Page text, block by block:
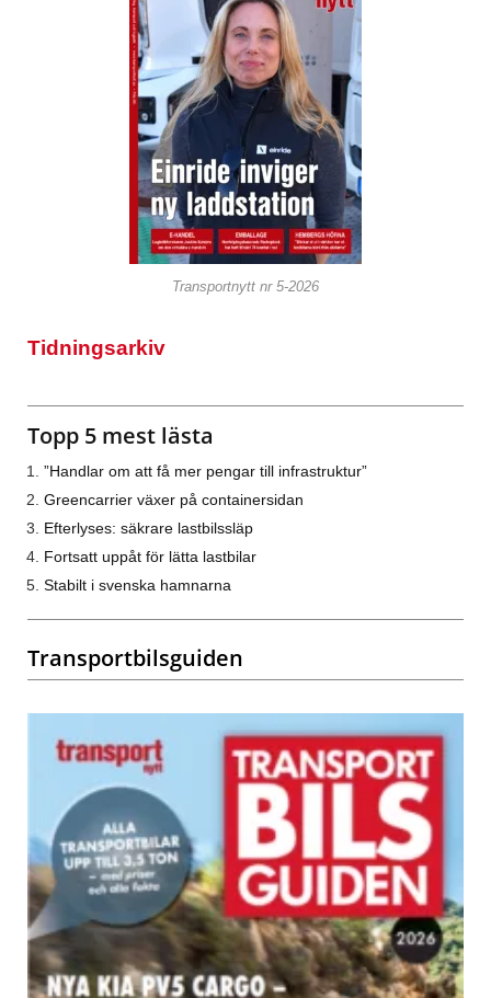
Transportnytt nr 5-2026
Tidningsarkiv
Topp 5 mest lästa
”Handlar om att få mer pengar till infrastruktur”
Greencarrier växer på containersidan
Efterlyses: säkrare lastbilssläp
Fortsatt uppåt för lätta lastbilar
Stabilt i svenska hamnarna
Transportbilsguiden